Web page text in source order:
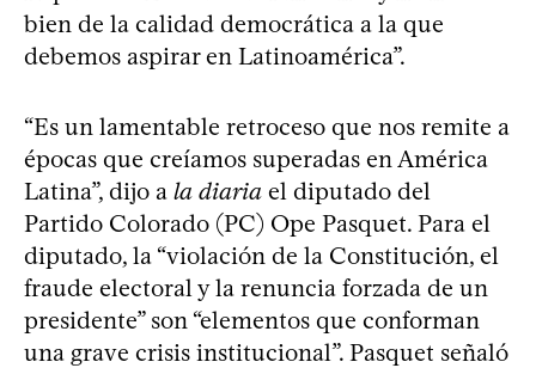
bien de la calidad democrática a la que
debemos aspirar en Latinoamérica”.
“Es un lamentable retroceso que nos remite a
épocas que creíamos superadas en América
Latina”, dijo a la diaria el diputado del
Partido Colorado (PC) Ope Pasquet. Para el
diputado, la “violación de la Constitución, el
fraude electoral y la renuncia forzada de un
presidente” son “elementos que conforman
una grave crisis institucional”. Pasquet señaló